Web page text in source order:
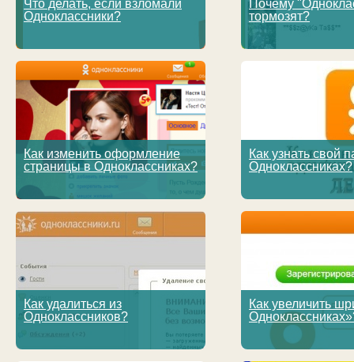
Что делать, если взломали
Одноклассники?
Почему
тормозят?
Как изменить оформление
страницы в Одноклассниках?
Как узнать свой
Одноклассниках?
Как удалиться из
Одноклассников?
Как увеличить